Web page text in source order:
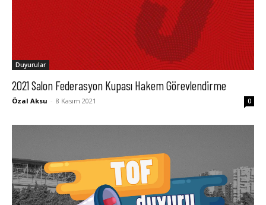
Duyurular
2021 Salon Federasyon Kupası Hakem Görevlendirme
Özal Aksu - 8 Kasım 2021 0